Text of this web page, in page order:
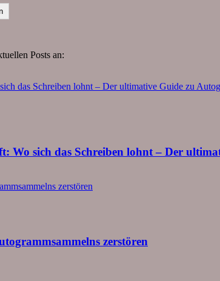
Posts an:
Wo sich das Schreiben lohnt – Der
zerstören